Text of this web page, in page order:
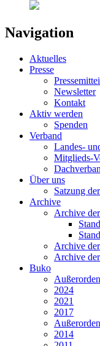
Navigation
Aktuelles
Presse
Newsletter
Kontakt
Aktiv werden
Spenden
Verband
Landes-
Mitglieds-
Über uns
Satzung
Archive
Archive
Archive
Archive
Buko
2024
2021
2017
2014